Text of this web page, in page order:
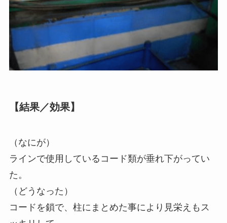
【結果／効果】
（なにが）
ラインで使用しているコード類が垂れ下がってい
た。
（どうなった）
コードを鎖で、柱にまとめた事により見栄えもス